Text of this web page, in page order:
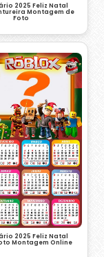
2025 Feliz Natal
Montagem de
Foto
2025 Feliz Natal
Montagem Online